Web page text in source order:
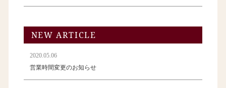
NEW ARTICLE
2020.05.06
営業時間変更のお知らせ